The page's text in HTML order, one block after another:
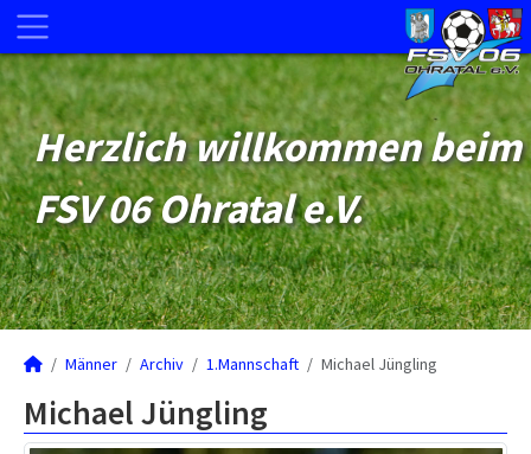
Herzlich willkommen beim
FSV 06 Ohratal e.V.
Männer Archiv 1.Mannschaft Michael Jüngling
Michael Jüngling